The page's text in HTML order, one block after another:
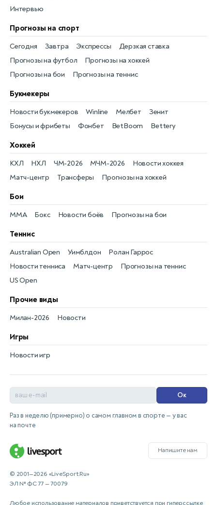
Интервью
Прогнозы на спорт
Прогнозы на футбол
Сегодня
Прогнозы на хоккей
Завтра
Прогнозы на бои
Экспрессы
Прогнозы на теннис
Дерзкая ставка
Букмекеры
Бонусы и фрибеты
Новости букмекеров
Фонбет
Winline
BetBoom
Мелбет
Bettery
Зенит
Хоккей
Новости хоккея
КХЛ
Матч-центр
НХЛ
Трансферы
ЧМ-2026
Прогнозы на хоккей
МЧМ-2026
Бои
Новости боёв
MMA Прогнозы на бои
Бокс
Теннис
Новости тенниса
Australian Open
Матч-центр
Уимблдон
Прогнозы на теннис
Ролан Гаррос
US Open
Прочие виды
Новости
Милан-2026
Игры
Новости игр
Ок
Раз в неделю (примерно) о самом главном в спорте — у вас
на почте
Напишите нам
© 2001—2026 «LiveSport.Ru»
ЭЛ № ФС 77 — 70079
Любое использование материалов приветствуется при гиперссылке